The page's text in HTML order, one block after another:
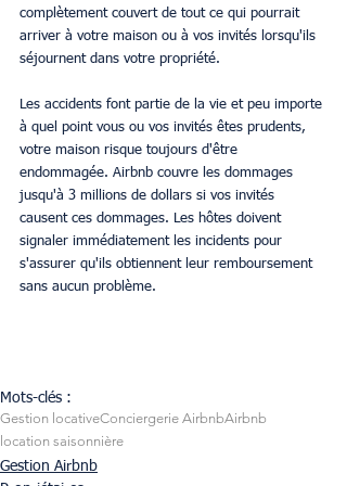
complètement couvert de tout ce qui pourrait
arriver à votre maison ou à vos invités lorsqu'ils
séjournent dans votre propriété.
Les accidents font partie de la vie et peu importe
à quel point vous ou vos invités êtes prudents,
votre maison risque toujours d'être
endommagée. Airbnb couvre les dommages
jusqu'à 3 millions de dollars si vos invités
causent ces dommages. Les hôtes doivent
signaler immédiatement les incidents pour
s'assurer qu'ils obtiennent leur remboursement
sans aucun problème.
Mots-clés :
Gestion locativeConciergerie AirbnbAirbnb
location saisonnière
Gestion Airbnb